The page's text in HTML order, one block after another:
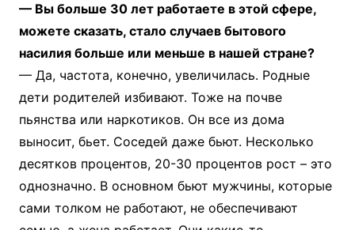
— Вы больше 30 лет работаете в этой сфере,
можете сказать, стало случаев бытового
насилия больше или меньше в нашей стране?
— Да, частота, конечно, увеличилась. Родные
дети родителей избивают. Тоже на почве
пьянства или наркотиков. Он все из дома
выносит, бьет. Соседей даже бьют. Несколько
десятков процентов, 20-30 процентов рост – это
однозначно. В основном бьют мужчины, которые
сами толком не работают, не обеспечивают